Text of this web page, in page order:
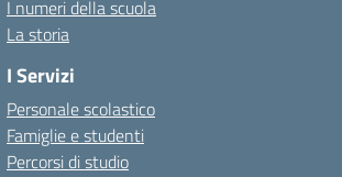
I numeri della scuola
La storia
I Servizi
Personale scolastico
Famiglie e studenti
Percorsi di studio